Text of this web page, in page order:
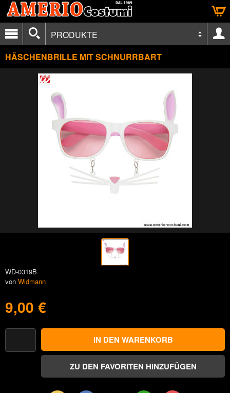
PRODUKTE
HÄSCHENBRILLE MIT SCHNURRBART
WD-0319B
von Widmann
9,00 €